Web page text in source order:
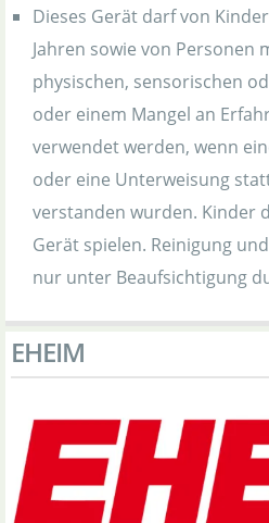
Dieses Gerät darf von
Jahren sowie von Personen
physischen, sensorischen
oder einem Mangel an
verwendet werden, wenn
oder eine Unterweisung
verstanden wurden. Kinder
Gerät spielen. Reinigung
nur unter Beaufsichtigung
EHEIM